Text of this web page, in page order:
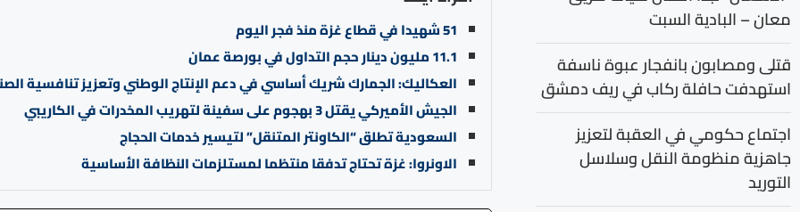
51 شهيدا في قطاع غزة منذ فجر اليوم
11.1 مليون دينار حجم التداول في بورصة عمان
العكاليك: الجمارك شريك أساسي في دعم الإنتاج الوطني وتعزيز تنافسية
الجيش الأميركي يقتل 3 بهجوم على سفينة لتهريب المخدرات في الكاريبي
السعودية تطلق “الكاونتر المتنقل” لتيسير خدمات الحجاج
الاونروا: غزة تحتاج تدفقا منتظما لمستلزمات النظافة الأساسية
معان – البادية السبت
قتلى ومصابون بانفجار عبوة ناسفة
استهدفت حافلة ركاب في ريف دمشق
اجتماع حكومي في العقبة لتعزيز
جاهزية منظومة النقل وسلاسل
التوريد